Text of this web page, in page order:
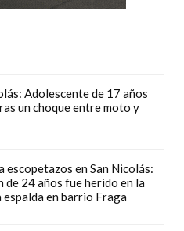
Adolescente de 17 años
un choque entre moto y
escopetazos en San Nicolás:
de 24 años fue herido en la
espalda en barrio Fraga